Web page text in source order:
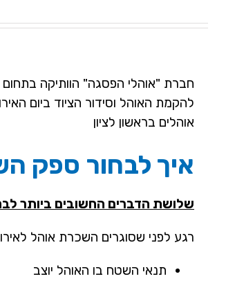
חברת "אוהלי הפסגה" הוותיקה בתחום
להקמת האוהל וסידור הציוד ביום
אוהלים בראשון לציון
איך לבחור ספק
שלושת הדברים החשובים ביותר
רגע לפני שסוגרים השכרת אוהל
תנאי השטח בו האוהל יוצב